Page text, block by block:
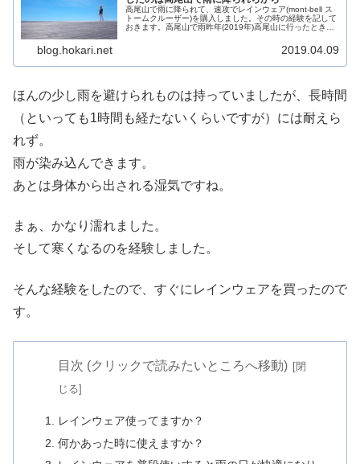
高尾山で雨に降られて、速攻でレインウェア(mont-bell ス
トームクルーザー)を購入しました。その時の経験を記して
おきます。高尾山で雨昨年(2019年)高尾山に行ったときの
blog.hokari.net 2019.04.09
ほんの少し雨を避けられものは持っていましたが、長時間
（といっても1時間も経たないくらいですが）には耐えら
れず。
雨が染み込んできます。
あとは身体から出される湿気ですね。
まぁ、かなり濡れました。
そして寒くなるのを経験しました。
そんな経験をしたので、すぐにレインウェアを買ったので
す。
目次 (クリックで読みたいところへ移動)
レインウェア使ってますか？
何かあった時に使えますか？